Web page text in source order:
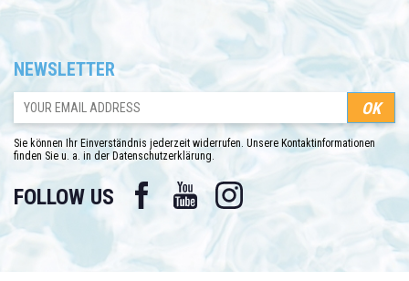
NEWSLETTER
Sie können Ihr Einverständnis jederzeit widerrufen. Unsere Kontaktinformationen
finden Sie u. a. in der Datenschutzerklärung.
FOLLOW US Facebook YouTube Instagram